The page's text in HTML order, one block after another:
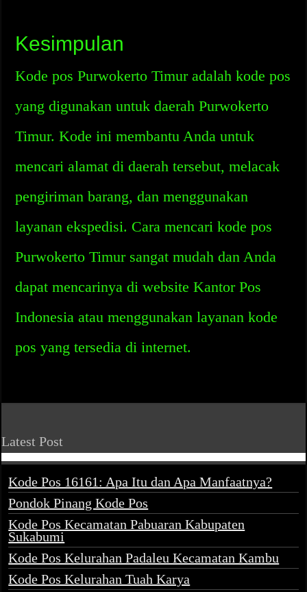
Kesimpulan
Kode pos Purwokerto Timur adalah kode pos
yang digunakan untuk daerah Purwokerto
Timur. Kode ini membantu Anda untuk
mencari alamat di daerah tersebut, melacak
pengiriman barang, dan menggunakan
layanan ekspedisi. Cara mencari kode pos
Purwokerto Timur sangat mudah dan Anda
dapat mencarinya di website Kantor Pos
Indonesia atau menggunakan layanan kode
pos yang tersedia di internet.
Latest Post
Kode Pos 16161: Apa Itu dan Apa Manfaatnya?
Pondok Pinang Kode Pos
Kode Pos Kecamatan Pabuaran Kabupaten
Sukabumi
Kode Pos Kelurahan Padaleu Kecamatan Kambu
Kode Pos Kelurahan Tuah Karya